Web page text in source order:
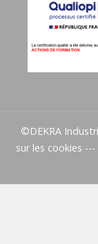
©DEKRA
sur les cookies ---